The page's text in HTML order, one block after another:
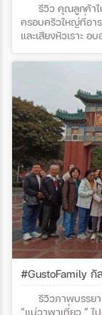
รีวิว คุณลูกค้า
ครอบครัวใหญ่ที่อา
และเสียงหัวเราะ
ครอบครัวคุณศิวาพ
ทัวร์ด้วยใจจริงค่ะ โ
มังกรหยก (ชมซากุ
#GustoFamily กั
รีวิวภาพบรรย
“แม่วาพาเที่ยว “ ไ